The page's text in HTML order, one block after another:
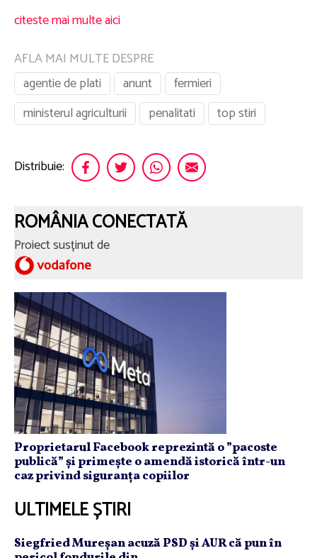
citeste mai multe aici
AFLA MAI MULTE DESPRE
agentie de plati
anunt
fermieri
ministerul agriculturii
penalitati top stiri
Distribuie:
ROMÂNIA CONECTATĂ
Proiect susținut de
Proprietarul Facebook reprezintă o ”pacoste
publică” și primește o amendă istorică într-un
caz privind siguranța copiilor
ULTIMELE ȘTIRI
Siegfried Mureşan acuză PSD şi AUR că pun în